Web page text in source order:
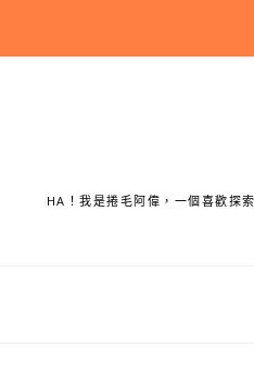
HA！我是捲毛阿偉，一個喜歡探